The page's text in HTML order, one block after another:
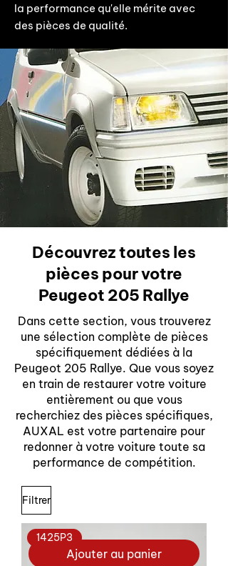
la performance qu'elle mérite avec
des pièces de qualité.
Découvrez toutes les
pièces pour votre
Peugeot 205 Rallye
Dans cette section, vous trouverez
une sélection complète de pièces
spécifiquement dédiées à la
Peugeot 205 Rallye. Que vous soyez
en train de restaurer votre voiture
entièrement ou que vous
recherchiez des pièces spécifiques,
AUXAL est votre partenaire pour
redonner à votre voiture toute sa
performance de compétition.
Filtrer
Ajouter au panier
1425P3